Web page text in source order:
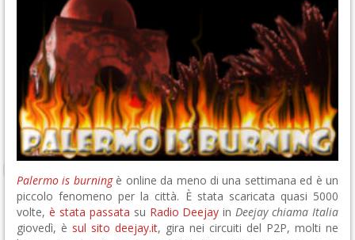
Palermo is burningè online da meno di una settimana ed è un
piccolo fenomeno per la città. È stata scaricata quasi 5000
volte, è stata passata su Radio Deejay inDeejay chiama Italia
giovedì, è sul sito deejay.it, gira nei circuiti del P2P, molti ne